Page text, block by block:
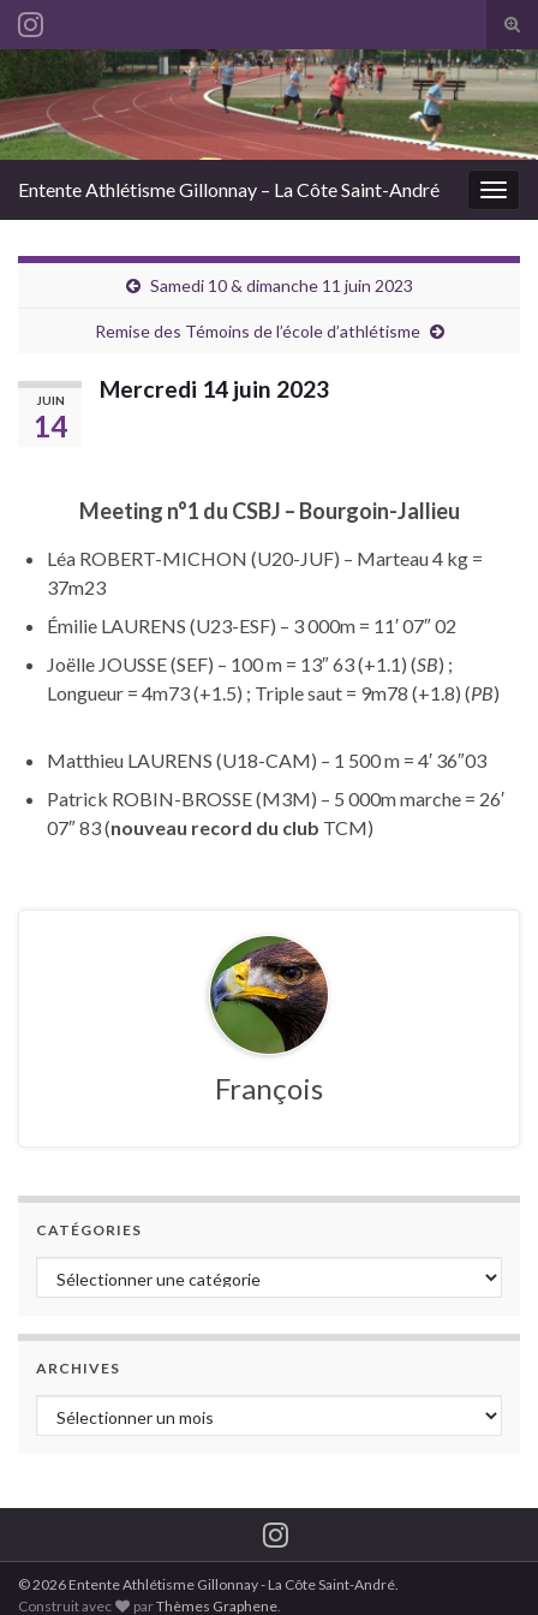
Search for:
Entente Athlétisme Gillonnay – La Côte Saint-André
Samedi 10 & dimanche 11 juin 2023
Remise des Témoins de l’école d’athlétisme
JUIN
14
Mercredi 14 juin 2023
Meeting n°1 du CSBJ – Bourgoin-Jallieu
Léa ROBERT-MICHON (U20-JUF) – Marteau 4 kg =
37m23
Émilie LAURENS (U23-ESF) – 3 000m = 11′ 07″ 02
Joëlle JOUSSE (SEF) – 100 m = 13″ 63 (+1.1) (SB) ;
Longueur = 4m73 (+1.5) ; Triple saut = 9m78 (+1.8) (PB)
Matthieu LAURENS (U18-CAM) – 1 500 m = 4′ 36″03
Patrick ROBIN-BROSSE (M3M) – 5 000m marche = 26′
07″ 83 (nouveau record du club TCM)
François
CATÉGORIES
Catégories
ARCHIVES
Archives
© 2026 Entente Athlétisme Gillonnay - La Côte Saint-André.
Construit avec
parThèmes Graphene.